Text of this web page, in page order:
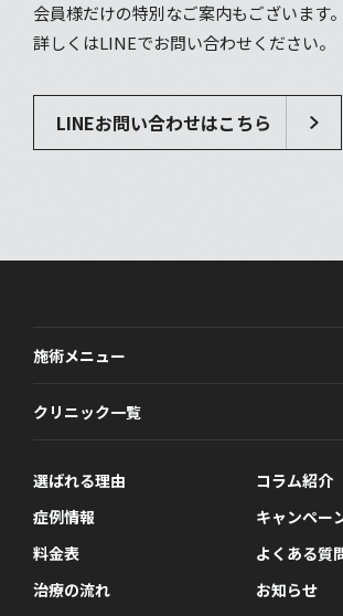
会員様だけの特別なご案内もございます。
詳しくはLINEでお問い合わせください。
LINEお問い合わせはこちら
施術メニュー
男性器
AGA治療
医療脱毛
しわ・たるみ・ほうれい線
性病検査
クリニック一覧
FINクリニック 新宿院
選ばれる理由
症例情報
料金表
治療の流れ
コラム紹介
キャンペー
よくある質
お知らせ